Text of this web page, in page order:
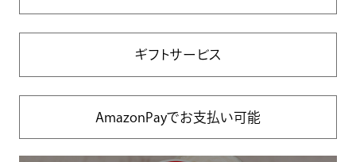
ギフトサービス
AmazonPayでお支払い可能